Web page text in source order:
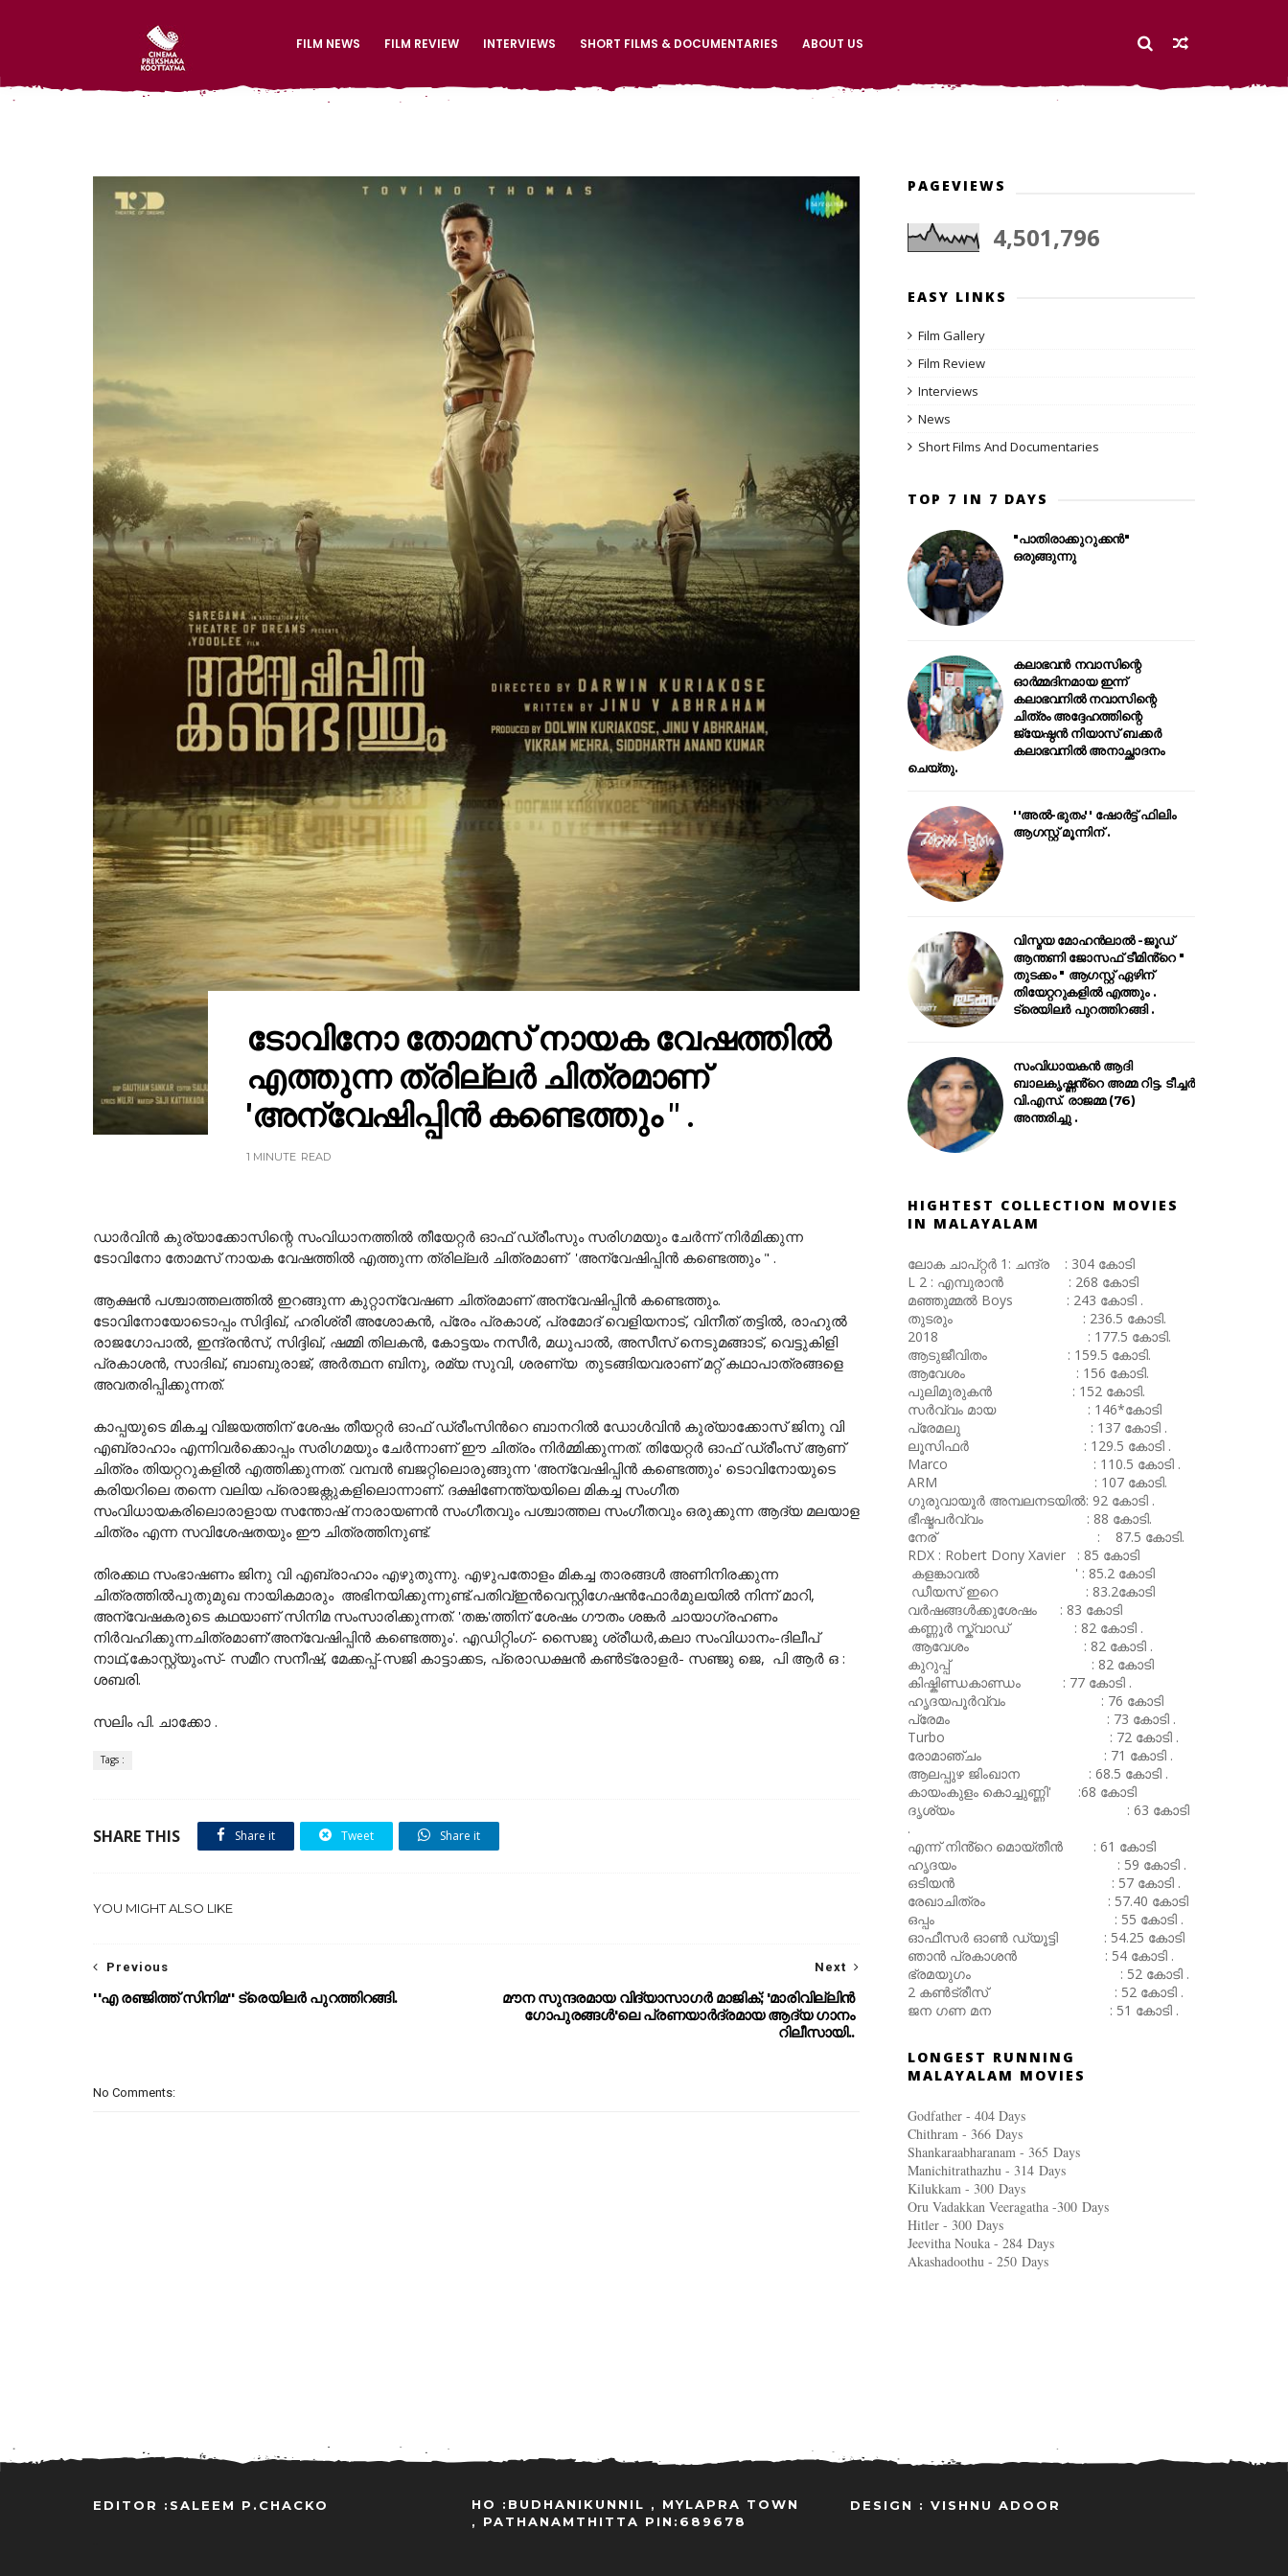
FILM NEWS FILM REVIEW INTERVIEWS SHORT FILMS & DOCUMENTARIES ABOUT US
ടോവിനോ തോമസ് നായക വേഷത്തിൽ
എത്തുന്ന ത്രില്ലർ ചിത്രമാണ്
'അന്വേഷിപ്പിൻ കണ്ടെത്തും " .
1 MINUTE READ
ഡാർവിൻ കുര്യാക്കോസിന്റെ സംവിധാനത്തിൽ തീയേറ്റർ ഓഫ് ഡ്രീംസും സരിഗമയും ചേർന്ന് നിർമിക്കുന്ന
ടോവിനോ തോമസ് നായക വേഷത്തിൽ എത്തുന്ന ത്രില്ലർ ചിത്രമാണ് 'അന്വേഷിപ്പിൻ കണ്ടെത്തും " .
ആക്ഷൻ പശ്ചാത്തലത്തിൽ ഇറങ്ങുന്ന കുറ്റാന്വേഷണ ചിത്രമാണ് അന്വേഷിപ്പിൻ കണ്ടെത്തും.
ടോവിനോയോടൊപ്പം സിദ്ദിഖ്, ഹരിശ്രീ അശോകൻ, പ്രേം പ്രകാശ്, പ്രമോദ് വെളിയനാട്, വിനീത് തട്ടിൽ, രാഹുൽ
രാജഗോപാൽ, ഇന്ദ്രൻസ്, സിദ്ദിഖ്, ഷമ്മി തിലകൻ, കോട്ടയം നസീർ, മധുപാൽ, അസീസ് നെടുമങ്ങാട്, വെട്ടുകിളി
പ്രകാശൻ, സാദിഖ്, ബാബുരാജ്, അർത്ഥന ബിനു, രമ്യ സുവി, ശരണ്യ തുടങ്ങിയവരാണ് മറ്റ് കഥാപാത്രങ്ങളെ
അവതരിപ്പിക്കുന്നത്.
കാപ്പയുടെ മികച്ച വിജയത്തിന് ശേഷം തീയറ്റര്‍ ഓഫ് ഡ്രീംസിന്‍റെ ബാനറില്‍ ഡോൾവിൻ കുര്യാക്കോസ് ജിനു വി
എബ്രാഹാം എന്നിവർക്കൊപ്പം സരിഗമയും ചേർന്നാണ് ഈ ചിത്രം നിര്‍മ്മിക്കുന്നത്. തിയേറ്റർ ഓഫ് ഡ്രീംസ് ആണ്
ചിത്രം തിയറ്ററുകളിൽ എത്തിക്കുന്നത്. വമ്പന്‍ ബജറ്റിലൊരുങ്ങുന്ന 'അന്വേഷിപ്പിന്‍ കണ്ടെത്തും' ടൊവിനോയുടെ
കരിയറിലെ തന്നെ വലിയ പ്രൊജക്റ്റുകളിലൊന്നാണ്. ദക്ഷിണേന്ത്യയിലെ മികച്ച സംഗീത
സംവിധായകരിലൊരാളായ സന്തോഷ് നാരായണന്‍ സംഗീതവും പശ്ചാത്തല സംഗീതവും ഒരുക്കുന്ന ആദ്യ മലയാള
ചിത്രം എന്ന സവിശേഷതയും ഈ ചിത്രത്തിനുണ്ട്.
തിരക്കഥ സംഭാഷണം ജിനു വി എബ്രാഹാം എഴുതുന്നു. എഴുപതോളം മികച്ച താരങ്ങൾ അണിനിരക്കുന്ന
ചിത്രത്തിൽപുതുമുഖ നായികമാരും അഭിനയിക്കുന്നുണ്ട്.പതിവ്ഇന്‍വെസ്റ്റിഗേഷന്‍ഫോര്‍മുലയില്‍ നിന്ന് മാറി,
അന്വേഷകരുടെ കഥയാണ് സിനിമ സംസാരിക്കുന്നത്. 'തങ്ക'ത്തിന് ശേഷം ഗൗതം ശങ്കർ ചായാഗ്രഹണം
നിർവഹിക്കുന്നചിത്രമാണ്'അന്വേഷിപ്പിന്‍ കണ്ടെത്തും'. എഡിറ്റിംഗ്- സൈജു ശ്രീധർ,കലാ സംവിധാനം-ദിലീപ്
നാഥ്,കോസ്റ്റ്യുംസ്- സമീറ സനീഷ്, മേക്കപ്പ്-സജി കാട്ടാക്കട, പ്രൊഡക്ഷൻ കൺട്രോളർ- സഞ്ജു ജെ, പി ആർ ഒ :
ശബരി.
സലിം പി. ചാക്കോ .
Tags :
SHARE THIS Share it Tweet Share it
YOU MIGHT ALSO LIKE
Next
മൗന സുന്ദരമായ വിദ്യാസാഗർ മാജിക്; 'മാരിവില്ലിൻ
ഗോപുരങ്ങൾ'ലെ പ്രണയാര്‍ദ്രമായ ആദ്യ ഗാനം
റിലീസായി..
Previous
''എ രഞ്ജിത്ത് സിനിമ'' ട്രെയിലർ പുറത്തിറങ്ങി.
No Comments:
PAGEVIEWS
4,501,796
EASY LINKS
Film Gallery
Film Review
Interviews
News
Short Films And Documentaries
TOP 7 IN 7 DAYS
"പാതിരാക്കുറുക്കൻ"
ഒരുങ്ങുന്നു
കലാഭവൻ നവാസിന്റെ
ഓർമ്മദിനമായ ഇന്ന്
കലാഭവനിൽ നവാസിന്റെ
ചിത്രം അദ്ദേഹത്തിന്റെ
ജ്യേഷ്ഠൻ നിയാസ് ബക്കർ
കലാഭവനിൽ അനാച്ഛാദനം
ചെയ്തു.
''അൽ-ഭുതം'' ഷോർട്ട് ഫിലിം
ആഗസ്റ്റ് മൂന്നിന് .
വിസ്മയ മോഹൻലാൽ -ജൂഡ്
ആന്തണി ജോസഫ് ടീമിൻ്റെ "
തുടക്കം " ആഗസ്റ്റ് ഏഴിന്
തിയേറ്ററുകളിൽ എത്തും .
ട്രെയിലർ പുറത്തിറങ്ങി .
സംവിധായകൻ ആദി
ബാലകൃഷ്ണൻ്റെ അമ്മ റിട്ട. ടീച്ചർ
വി.എസ്. രാജമ്മ (76)
അന്തരിച്ചു .
HIGHTEST COLLECTION MOVIES
IN MALAYALAM
ലോക ചാപ്റ്റർ 1: ചന്ദ്ര : 304 കോടി
L 2 : എമ്പുരാൻ : 268 കോടി
മഞ്ഞുമ്മൽ Boys : 243 കോടി .
തുടരും : 236.5 കോടി.
2018 : 177.5 കോടി.
ആടുജീവിതം : 159.5 കോടി.
ആവേശം : 156 കോടി.
പുലിമുരുകൻ : 152 കോടി.
സർവ്വം മായ : 146*കോടി
പ്രേമലു : 137 കോടി .
ലൂസിഫർ : 129.5 കോടി .
Marco : 110.5 കോടി .
ARM : 107 കോടി.
ഗുരുവായൂർ അമ്പലനടയിൽ: 92 കോടി .
ഭീഷ്മപർവ്വം : 88 കോടി.
നേര് : 87.5 കോടി.
RDX : Robert Dony Xavier : 85 കോടി
കളങ്കാവൽ ' : 85.2 കോടി
ഡീയസ് ഇറെ : 83.2കോടി
വർഷങ്ങൾക്കുശേഷം : 83 കോടി
കണ്ണൂർ സ്ക്വാഡ് : 82 കോടി .
ആവേശം : 82 കോടി .
കുറുപ്പ് : 82 കോടി
കിഷ്കിണ്ഡകാണ്ഡം : 77 കോടി .
ഹൃദയപൂർവ്വം : 76 കോടി
പ്രേമം : 73 കോടി .
Turbo : 72 കോടി .
രോമാഞ്ചം : 71 കോടി .
ആലപ്പുഴ ജിംഖാന : 68.5 കോടി .
കായംകുളം കൊച്ചുണ്ണി' :68 കോടി
ദൃശ്യം : 63 കോടി
.
എന്ന് നിൻ്റെ മൊയ്തീൻ : 61 കോടി
ഹൃദയം : 59 കോടി .
ഒടിയൻ : 57 കോടി .
രേഖാചിത്രം : 57.40 കോടി
ഒപ്പം : 55 കോടി .
ഓഫീസർ ഓൺ ഡ്യൂട്ടി : 54.25 കോടി
ഞാൻ പ്രകാശൻ : 54 കോടി .
ഭ്രമയുഗം : 52 കോടി .
2 കൺട്രീസ് : 52 കോടി .
ജന ഗണ മന : 51 കോടി .
LONGEST RUNNING
MALAYALAM MOVIES
Godfather - 404 Days
Chithram - 366 Days
Shankaraabharanam - 365 Days
Manichitrathazhu - 314 Days
Kilukkam - 300 Days
Oru Vadakkan Veeragatha -300 Days
Hitler - 300 Days
Jeevitha Nouka - 284 Days
Akashadoothu - 250 Days
EDITOR :SALEEM P.CHACKO
HO :BUDHANIKUNNIL , MYLAPRA TOWN
, PATHANAMTHITTA PIN:689678
DESIGN : VISHNU ADOOR